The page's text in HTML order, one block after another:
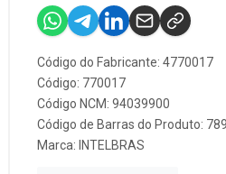
Código do Fabricante: 4770017
Código: 770017
Código NCM: 94039900
Código de Barras do Produto:
Marca: INTELBRAS